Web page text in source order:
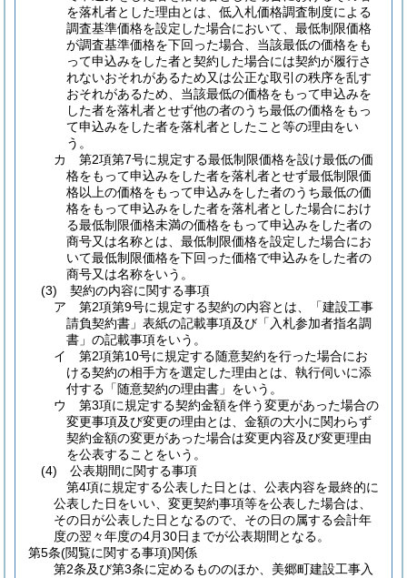
を落札者とした理由とは、低入札価格調査制度による
調査基準価格を設定した場合において、最低制限価格
が調査基準価格を下回った場合、当該最低の価格をも
って申込みをした者と契約した場合には契約が履行さ
れないおそれがあるため又は公正な取引の秩序を乱す
おそれがあるため、当該最低の価格をもって申込みを
した者を落札者とせず他の者のうち最低の価格をもっ
て申込みをした者を落札者としたこと等の理由をい
う。
カ 第2項第7号に規定する最低制限価格を設け最低の価
格をもって申込みをした者を落札者とせず最低制限価
格以上の価格をもって申込みをした者のうち最低の価
格をもって申込みをした者を落札者とした場合におけ
る最低制限価格未満の価格をもって申込みをした者の
商号又は名称とは、最低制限価格を設定した場合にお
いて最低制限価格を下回った価格で申込みをした者の
商号又は名称をいう。
(3) 契約の内容に関する事項
ア 第2項第9号に規定する契約の内容とは、「建設工事
請負契約書」表紙の記載事項及び「入札参加者指名調
書」の記載事項をいう。
イ 第2項第10号に規定する随意契約を行った場合にお
ける契約の相手方を選定した理由とは、執行伺いに添
付する「随意契約の理由書」をいう。
ウ 第3項に規定する契約金額を伴う変更があった場合の
変更事項及び変更の理由とは、金額の大小に関わらず
契約金額の変更があった場合は変更内容及び変更理由
を公表することをいう。
(4) 公表期間に関する事項
第4項に規定する公表した日とは、公表内容を最終的に
公表した日をいい、変更契約事項等を公表した場合は、
その日が公表した日となるので、その日の属する会計年
度の翌々年度の4月30日までが公表期間となる。
第5条(閲覧に関する事項)関係
第2条及び第3条に定めるもののほか、美郷町建設工事入